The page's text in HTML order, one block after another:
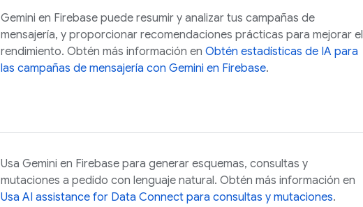
Gemini en Firebase puede resumir y analizar tus campañas de
mensajería, y proporcionar recomendaciones prácticas para mejorar el
rendimiento. Obtén más información en Obtén estadísticas de IA para
las campañas de mensajería con Gemini en Firebase.
Usa Gemini en Firebase para generar esquemas, consultas y
mutaciones a pedido con lenguaje natural. Obtén más información en
Usa AI assistance for Data Connect para consultas y mutaciones.